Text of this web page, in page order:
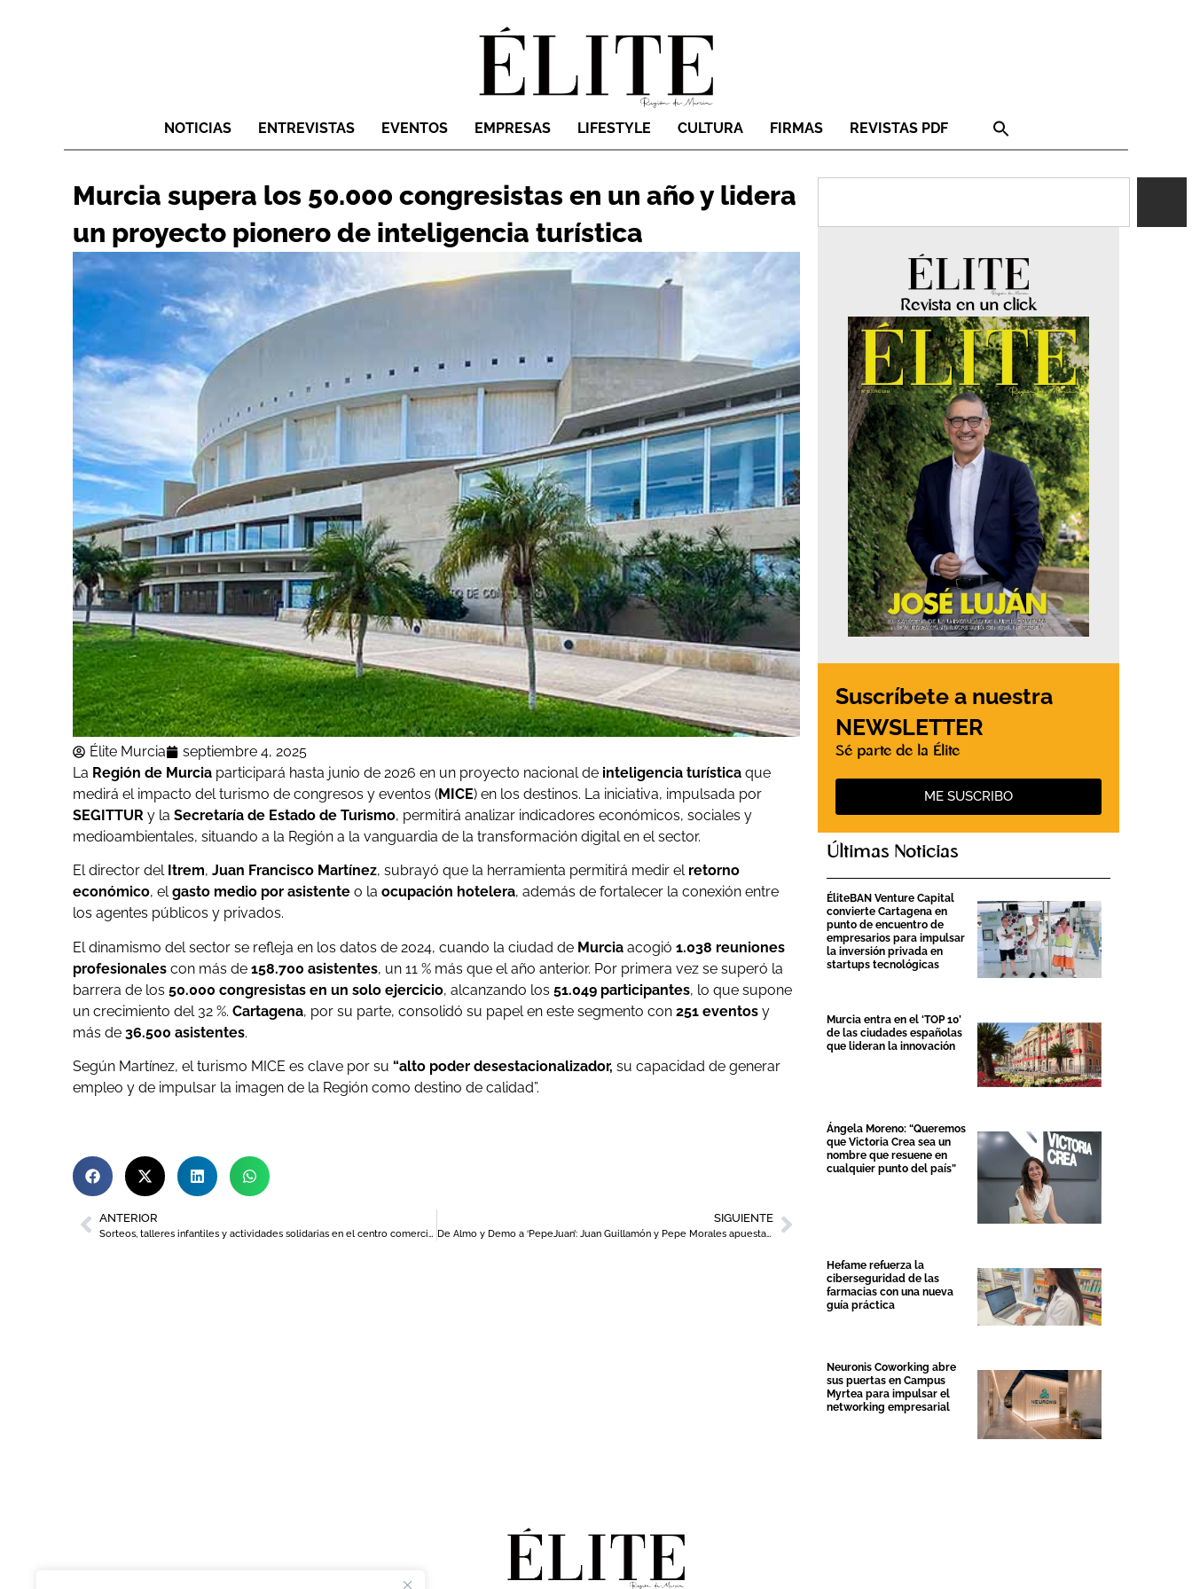
NOTICIAS ENTREVISTAS EVENTOS EMPRESAS LIFESTYLE CULTURA FIRMAS REVISTAS PDF
Murcia supera los 50.000 congresistas en un año y lidera
un proyecto pionero de inteligencia turística
Élite Murcia
septiembre 4, 2025
La Región de Murcia participará hasta junio de 2026 en un proyecto nacional de inteligencia turística que
medirá el impacto del turismo de congresos y eventos (MICE) en los destinos. La iniciativa, impulsada por
SEGITTUR y la Secretaría de Estado de Turismo, permitirá analizar indicadores económicos, sociales y
medioambientales, situando a la Región a la vanguardia de la transformación digital en el sector.
El director del Itrem, Juan Francisco Martínez, subrayó que la herramienta permitirá medir el retorno
económico, elgasto medio por asistente o la ocupación hotelera, además de fortalecer la conexión entre
los agentes públicos y privados.
El dinamismo del sector se refleja en los datos de 2024, cuando la ciudad de Murcia acogió 1.038 reuniones
profesionales con más de 158.700 asistentes, un 11 % más que el año anterior. Por primera vez se superó la
barrera de los 50.000 congresistas en un solo ejercicio, alcanzando los 51.049 participantes, lo que supone
un crecimiento del 32 %. Cartagena, por su parte, consolidó su papel en este segmento con 251 eventos y
más de 36.500 asistentes.
Según Martínez, el turismo MICE es clave por su “alto poder desestacionalizador, su capacidad de generar
empleo y de impulsar la imagen de la Región como destino de calidad”.
ANTERIOR
Sorteos, talleres infantiles y actividades solidarias en el centro comercial Atalayas para celebrar la Vuelta al Cole
SIGUIENTE
De Almo y Demo a ‘PepeJuan’: Juan Guillamón y Pepe Morales apuestan por un concepto de barra castizo y actual
Revista en un click
Suscríbete a nuestra
NEWSLETTER
Sé parte de la Élite
ME SUSCRIBO
Últimas Noticias
ÉliteBAN Venture Capital
convierte Cartagena en
punto de encuentro de
empresarios para impulsar
la inversión privada en
startups tecnológicas
Murcia entra en el ‘TOP 10’
de las ciudades españolas
que lideran la innovación
Ángela Moreno: “Queremos
que Victoria Crea sea un
nombre que resuene en
cualquier punto del país”
Hefame refuerza la
ciberseguridad de las
farmacias con una nueva
guía práctica
Neuronis Coworking abre
sus puertas en Campus
Myrtea para impulsar el
networking empresarial